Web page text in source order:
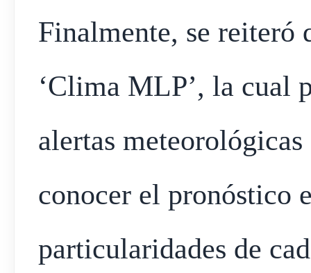
Finalmente, se reiteró
‘Clima MLP’, la cual
alertas
conocer el pronóstico
particularidades de